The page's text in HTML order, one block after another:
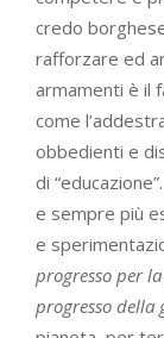
credo
rafforzare ed
armamenti è il
come
obbedienti e
di
e sempre più
e
progresso per la
progresso della